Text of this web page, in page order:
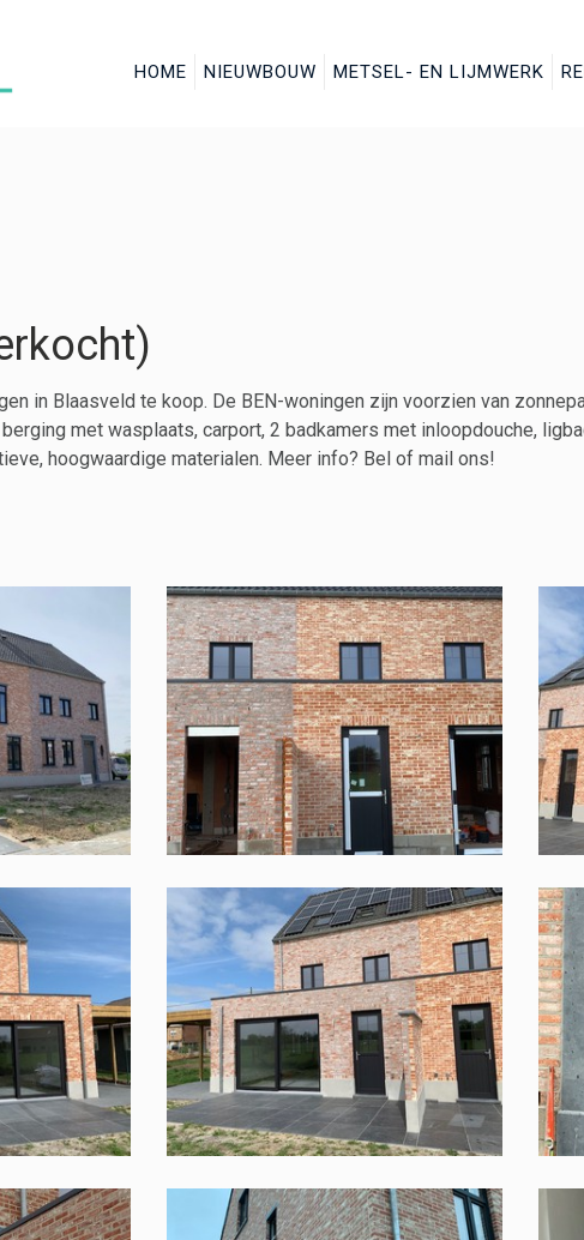
HOME NIEUWBOUW METSEL- EN LIJMWERK
in Blaasveld te koop. De BEN-woningen zijn voorzien van
met wasplaats, carport, 2 badkamers met inloopdouche,
hoogwaardige materialen. Meer info? Bel of mail ons!